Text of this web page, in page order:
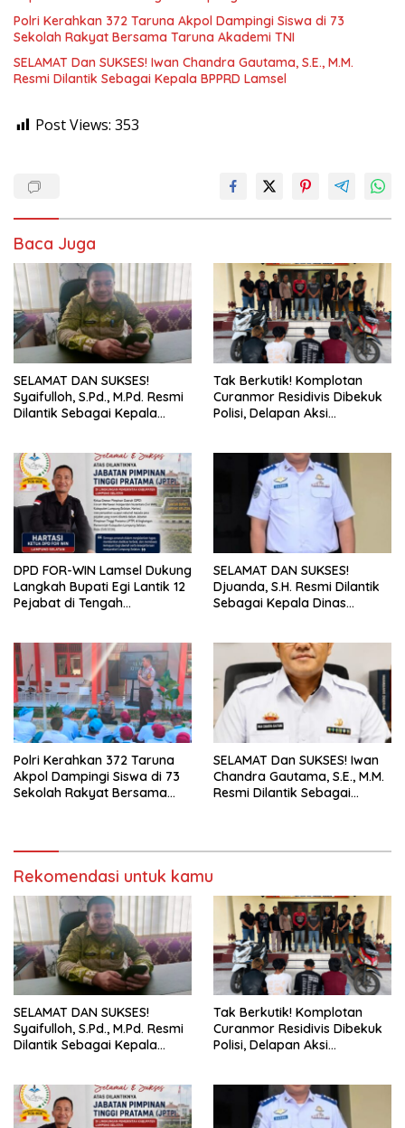
Polri Kerahkan 372 Taruna Akpol Dampingi Siswa di 73
Sekolah Rakyat Bersama Taruna Akademi TNI
SELAMAT Dan SUKSES! Iwan Chandra Gautama, S.E., M.M.
Resmi Dilantik Sebagai Kepala BPPRD Lamsel
Post Views: 353
Baca Juga
SELAMAT DAN SUKSES!
Syaifulloh, S.Pd., M.Pd. Resmi
Dilantik Sebagai Kepala
Tak Berkutik! Komplotan
Curanmor Residivis Dibekuk
Polisi, Delapan Aksi
DPD FOR-WIN Lamsel Dukung
Langkah Bupati Egi Lantik 12
Pejabat di Tengah
SELAMAT DAN SUKSES!
Djuanda, S.H. Resmi Dilantik
Sebagai Kepala Dinas
Polri Kerahkan 372 Taruna
Akpol Dampingi Siswa di 73
Sekolah Rakyat Bersama
SELAMAT Dan SUKSES! Iwan
Chandra Gautama, S.E., M.M.
Resmi Dilantik Sebagai
Rekomendasi untuk kamu
SELAMAT DAN SUKSES!
Syaifulloh, S.Pd., M.Pd. Resmi
Dilantik Sebagai Kepala
Tak Berkutik! Komplotan
Curanmor Residivis Dibekuk
Polisi, Delapan Aksi